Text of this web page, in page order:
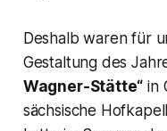
Deshalb waren für
Gestaltung des
Wagner-Stätte“ in
sächsische